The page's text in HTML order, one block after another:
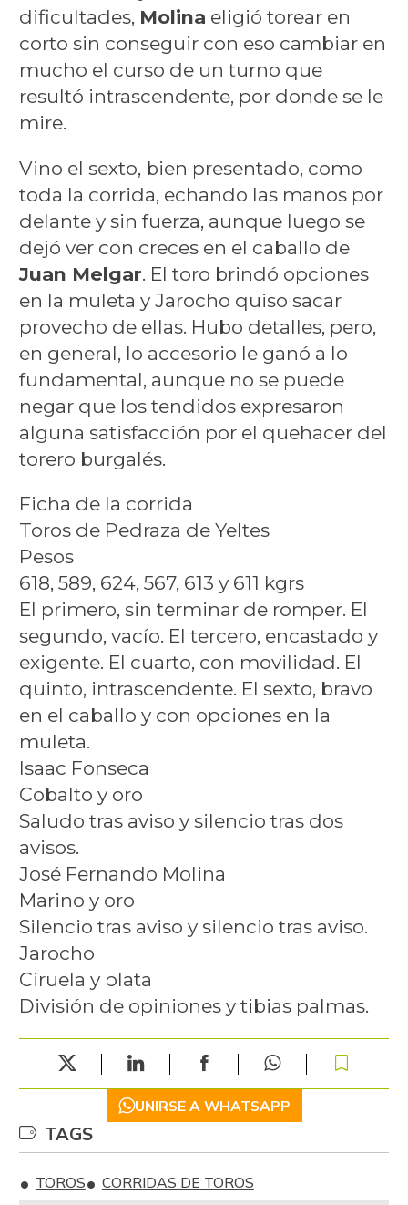
dificultades, Molina eligió torear en
corto sin conseguir con eso cambiar en
mucho el curso de un turno que
resultó intrascendente, por donde se le
mire.
Vino el sexto, bien presentado, como
toda la corrida, echando las manos por
delante y sin fuerza, aunque luego se
dejó ver con creces en el caballo de
Juan Melgar. El toro brindó opciones
en la muleta y Jarocho quiso sacar
provecho de ellas. Hubo detalles, pero,
en general, lo accesorio le ganó a lo
fundamental, aunque no se puede
negar que los tendidos expresaron
alguna satisfacción por el quehacer del
torero burgalés.
Ficha de la corrida
Toros de Pedraza de Yeltes
Pesos
618, 589, 624, 567, 613 y 611 kgrs
El primero, sin terminar de romper. El
segundo, vacío. El tercero, encastado y
exigente. El cuarto, con movilidad. El
quinto, intrascendente. El sexto, bravo
en el caballo y con opciones en la
muleta.
Isaac Fonseca
Cobalto y oro
Saludo tras aviso y silencio tras dos
avisos.
José Fernando Molina
Marino y oro
Silencio tras aviso y silencio tras aviso.
Jarocho
Ciruela y plata
División de opiniones y tibias palmas.
UNIRSE A WHATSAPP
TAGS
TOROS CORRIDAS DE TOROS